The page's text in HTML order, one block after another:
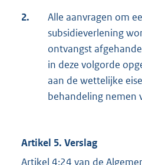
2.
Alle aanvragen om
subsidieverlening
ontvangst
in deze volgorde
aan de wettelijke
behandeling nemen
Artikel 5. Verslag
Artikel 4:24 van de